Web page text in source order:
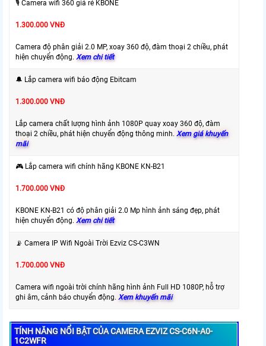
🎙 Camera wifi 360 giá rẻ KBONE
1.300.000 VNĐ
Camera độ phân giải 2.0 MP, xoay 360 độ, đàm thoại 2 chiều, phát
hiện chuyển động. Xem chi tiết
🔔 Lắp camera wifi báo động Ebitcam
1.300.000 VNĐ
Lắp camera chất lượng hình ảnh 1080P quay xoay 360 độ, đàm
thoại 2 chiều, phát hiện chuyển động thông minh. Xem giá khuyến
mãi
🎮 Lắp camera wifi chính hãng KBONE KN-B21
1.700.000 VNĐ
KBONE KN-B21 có độ phân giải 2.0 Mp hình ảnh sáng đẹp, phát
hiện chuyển động. Xem chi tiết
📡 Camera IP Wifi Ngoài Trời Ezviz CS-C3WN
1.700.000 VNĐ
Camera wifi ngoài trời chính hãng hình ảnh Full HD 1080P, hỗ trợ
ghi âm, cảnh báo chuyển động. Xem khuyến mãi
TÍNH NĂNG NỔI BẬT CỦA CAMERA EZVIZ CS-C6N-A0-
1C2WFR